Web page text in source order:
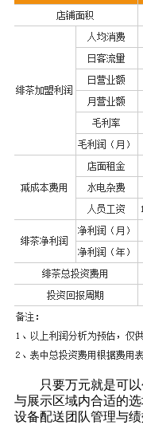
只要万元就是可以
与展示区域内合适的
设备配送团队管理与